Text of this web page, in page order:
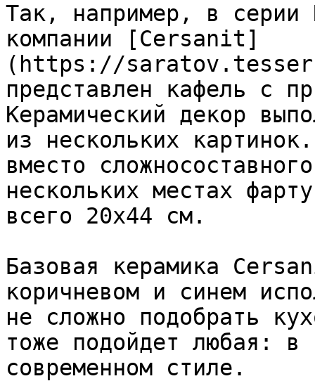
Так, например, в серии
компании [Cersanit]
(https://
представлен кафель с
Керамический декор
из нескольких
вместо
нескольких местах
всего 20х44 см.
Базовая керамика
коричневом и синем
не сложно подобрать
тоже подойдет любая: в
современном стиле.